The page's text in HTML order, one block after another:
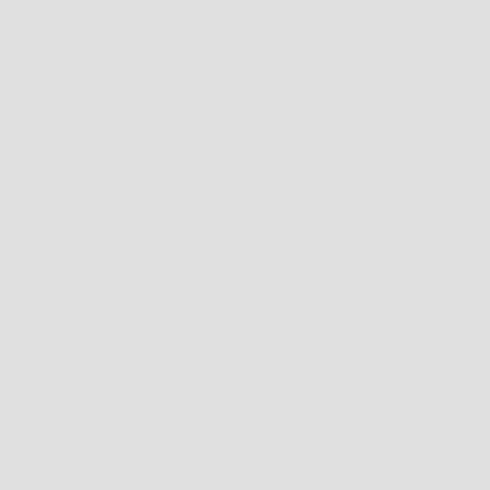
a mama ma pritom pozorovala dojatým